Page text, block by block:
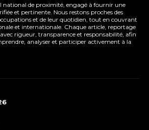
national de proximité, engagé à fournir une
et pertinente. Nous restons proches des
et de leur quotidien, tout en couvrant
et internationale. Chaque article, reportage
rigueur, transparence et responsabilité, afin
analyser et participer activement à la